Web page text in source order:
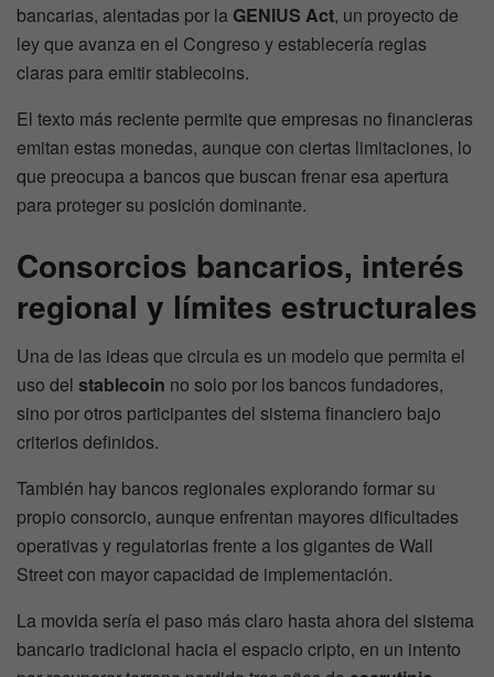
bancarias, alentadas por la GENIUS Act, un proyecto de
ley que avanza en el Congreso y establecería reglas
claras para emitir stablecoins.
El texto más reciente permite que empresas no financieras
emitan estas monedas, aunque con ciertas limitaciones, lo
que preocupa a bancos que buscan frenar esa apertura
para proteger su posición dominante.
Consorcios bancarios, interés
regional y límites estructurales
Una de las ideas que circula es un modelo que permita el
uso del stablecoin no solo por los bancos fundadores,
sino por otros participantes del sistema financiero bajo
criterios definidos.
También hay bancos regionales explorando formar su
propio consorcio, aunque enfrentan mayores dificultades
operativas y regulatorias frente a los gigantes de Wall
Street con mayor capacidad de implementación.
La movida sería el paso más claro hasta ahora del sistema
bancario tradicional hacia el espacio cripto, en un intento